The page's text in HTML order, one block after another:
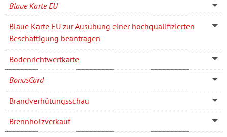
Blaue Karte EU
Blaue Karte EU zur Ausübung einer hochqualifizierten
Beschäftigung beantragen
Bodenrichtwertkarte
BonusCard
Brandverhütungsschau
Brennholzverkauf